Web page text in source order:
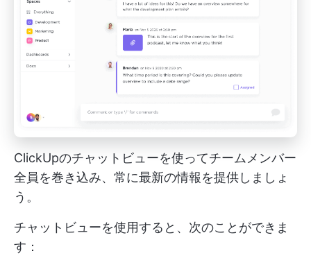
ClickUpのチャットビューを使ってチームメンバー
全員を巻き込み、常に最新の情報を提供しましょ
う。
チャットビューを使用すると、次のことができま
す：